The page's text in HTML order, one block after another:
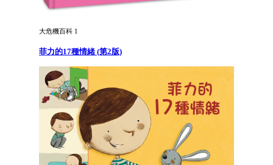
大危機百科 1
菲力的17種情緒 (第2版)